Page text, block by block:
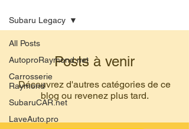
All Posts
AutoproRaymond.net
Carrosserie
Raymond
SubaruCAR.net
LaveAuto.pro
Subaru Legacy
Posts à venir
Découvrez d'autres catégories de ce
blog ou revenez plus tard.